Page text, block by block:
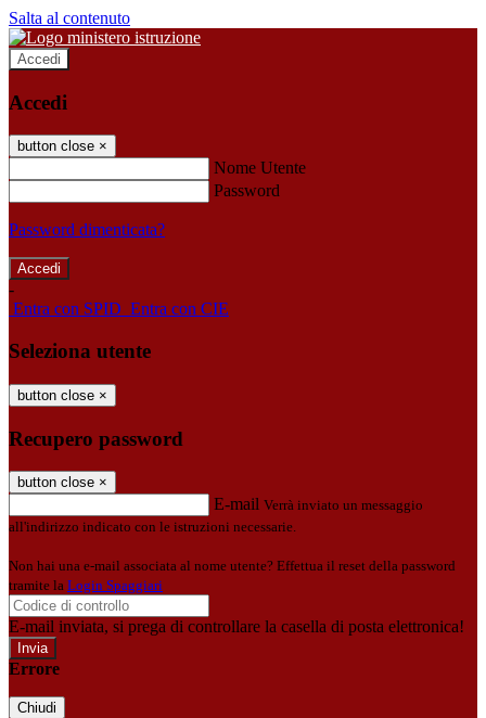
Salta al contenuto
Accedi
Accedi
button close ×
Nome Utente
Password
Password dimenticata?
-
Entra con SPID Entra con CIE
Seleziona utente
button close ×
Recupero password
button close ×
E-mail Verrà inviato un messaggio
all'indirizzo indicato con le istruzioni necessarie.
Non hai una e-mail associata al nome utente? Effettua il reset della password
tramite la Login Spaggiari
E-mail inviata, si prega di controllare la casella di posta elettronica!
Errore
Chiudi